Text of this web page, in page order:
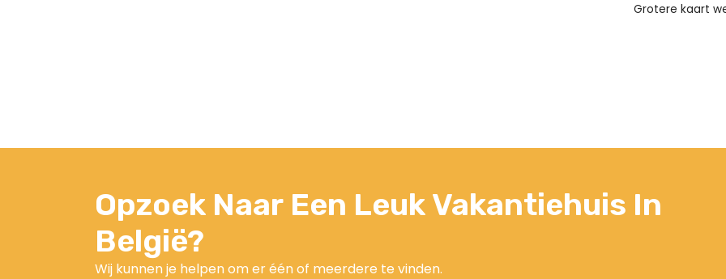
Grotere kaart
Opzoek Naar Een Leuk Vakantiehuis In
België?
Wij kunnen je helpen om er één of meerdere te vinden.